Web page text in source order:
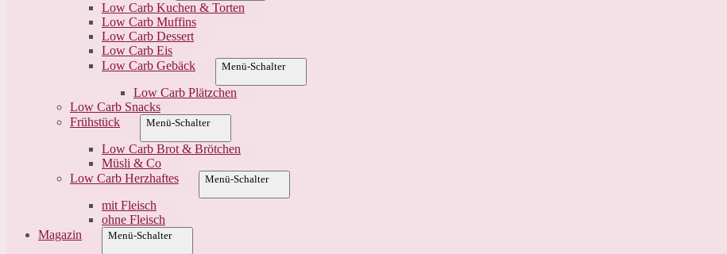
Low Carb Kuchen & Torten
Low Carb Muffins
Low Carb Dessert
Low Carb Eis
Low Carb Gebäck
Menü-Schalter
Low Carb Plätzchen
Low Carb Snacks
Frühstück
Menü-Schalter
Low Carb Brot & Brötchen
Müsli & Co
Low Carb Herzhaftes
Menü-Schalter
mit Fleisch
ohne Fleisch
Magazin
Menü-Schalter